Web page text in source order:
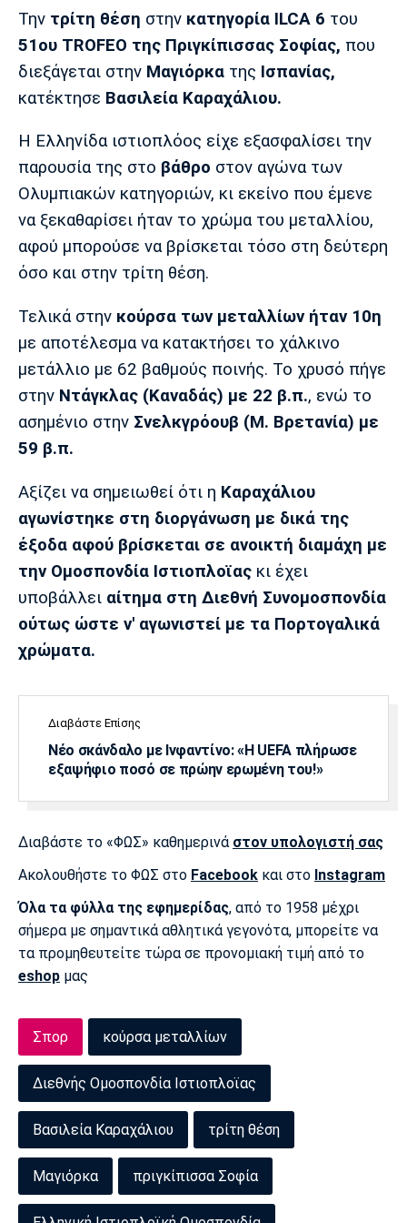
Πολιτισμός
Τραγούδια
Cine Spot
Running
Media
Παρασκήνιο
Πρόγραμμα TV
Ιωνικός Κηφισιά Πανσερραϊκός
Μπαρτσελόνα
Ρεάλ
Μαδρίτης
Ατλέτικο
Μαδρίτης
Μάντσεστερ
Γιουνάιτεντ
Άρσεναλ
Λίβερπουλ
Μάντσεστερ
Σίτι
Γιουβέντους
Ίντερ Μίλαν Μπάγερν
Μπορούσια
Παρί Σεν
Μαρσέιγ
Μονακό
Αστέρας
Πόρτο Μπενφίκα
Την τρίτη θέση στην κατηγορία ILCA 6 του
51ου TROFEO της Πριγκίπισσας Σοφίας, που
διεξάγεται στην Μαγιόρκα της Ισπανίας,
κατέκτησε Βασιλεία Καραχάλιου.
Η Ελληνίδα ιστιοπλόος είχε εξασφαλίσει την
παρουσία της στο βάθρο στον αγώνα των
Ολυμπιακών κατηγοριών, κι εκείνο που έμενε
να ξεκαθαρίσει ήταν το χρώμα του μεταλλίου,
αφού μπορούσε να βρίσκεται τόσο στη δεύτερη
όσο και στην τρίτη θέση.
Τελικά στην κούρσα των μεταλλίων ήταν 10η
με αποτέλεσμα να κατακτήσει το χάλκινο
μετάλλιο με 62 βαθμούς ποινής. Το χρυσό πήγε
στην Ντάγκλας (Καναδάς) με 22 β.π., ενώ το
ασημένιο στην Σνελκγρόουβ (Μ. Βρετανία) με
59 β.π.
Αξίζει να σημειωθεί ότι η Καραχάλιου
αγωνίστηκε στη διοργάνωση με δικά της
έξοδα αφού βρίσκεται σε ανοικτή διαμάχη με
την Ομοσπονδία Ιστιοπλοϊας κι έχει
υποβάλλει αίτημα στη Διεθνή Συνομοσπονδία
ούτως ώστε ν' αγωνιστεί με τα Πορτογαλικά
χρώματα.
Διαβάστε Επίσης
Νέο σκάνδαλο με Ινφαντίνο: «Η UEFA πλήρωσε
εξαψήφιο ποσό σε πρώην ερωμένη του!»
Διαβάστε το «ΦΩΣ» καθημερινά στον υπολογιστή σας
Ακολουθήστε το ΦΩΣ στο Facebook και στο Instagram
Όλα τα φύλλα της εφημερίδας, από το 1958 μέχρι
σήμερα με σημαντικά αθλητικά γεγονότα, μπορείτε να
τα προμηθευτείτε τώρα σε προνομιακή τιμή από το
eshop μας
Σπορ κούρσα μεταλλίων
Διεθνής Ομοσπονδία Ιστιοπλοϊας
Βασιλεία Καραχάλιου τρίτη θέση
Μαγιόρκα πριγκίπισσα Σοφία